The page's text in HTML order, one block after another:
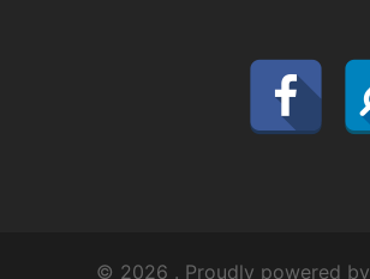
© 2026 . Proudly powered by